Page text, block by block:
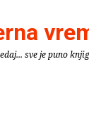
sve je puno